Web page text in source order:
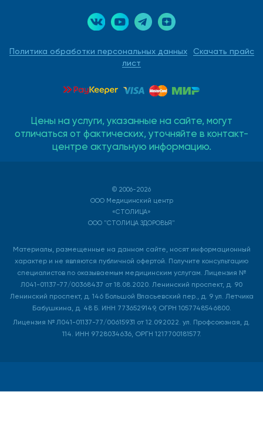
Политика обработки персональных данных
Скачать прайс
лист
Цены на услуги, указанные на сайте, могут
отличаться от фактических, уточняйте в контакт-
центре актуальную информацию.
© 2006-2026
ООО Медицинский центр
«СТОЛИЦА»
ООО "СТОЛИЦА ЗДОРОВЬЯ"
Материалы, размещенные на данном сайте, носят информационный
характер и не являются публичной офертой. Получите консультацию
специалистов по оказываемым медицинским услугам. Лицензия №
Л041-01137-77/00368437 от 18.08.2020. Ленинский проспект, д. 90
Ленинский проспект, д. 146 Большой Власьевский пер., д. 9 ул. Летчика
Бабушкина, д. 48 Б. ИНН 7736529149, ОГРН 1057748546800.
Лицензия № Л041-01137-77/00615931 от 12.09.2022. ул. Профсоюзная, д.
114. ИНН 9728034636, ОРГН 1217700181577.